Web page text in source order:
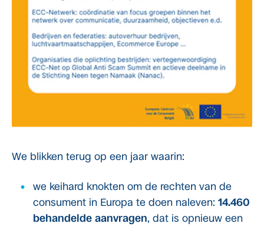
We blikken terug op een jaar waarin:
we keihard knokten om de rechten van de
consument in Europa te doen naleven: 14.460
behandelde aanvragen, dat is opnieuw een